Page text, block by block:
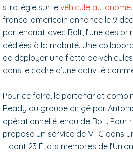
stratégie sur le véhicule autonome
franco-américain annonce le 9
partenariat avec Bolt, l’une des
dédiées à la mobilité. Une
de déployer une flotte de
dans le cadre d’une activité
Pour ce faire, le partenariat
Ready du groupe dirigé par
opérationnel étendu de Bolt. Pour
propose un service de VTC dans
– dont 23 États membres de